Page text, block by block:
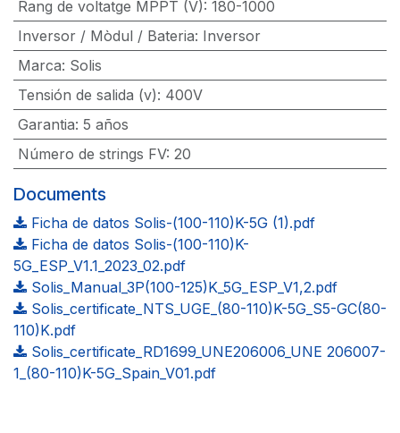
Rang de voltatge MPPT (V): 180-1000
Inversor / Mòdul / Bateria: Inversor
Marca: Solis
Tensión de salida (v): 400V
Garantia: 5 años
Número de strings FV: 20
Documents
Ficha de datos Solis-(100-110)K-5G (1).pdf
Ficha de datos Solis-(100-110)K-
5G_ESP_V1.1_2023_02.pdf
Solis_Manual_3P(100-125)K_5G_ESP_V1,2.pdf
Solis_certificate_NTS_UGE_(80-110)K-5G_S5-GC(80-
110)K.pdf
Solis_certificate_RD1699_UNE206006_UNE 206007-
1_(80-110)K-5G_Spain_V01.pdf